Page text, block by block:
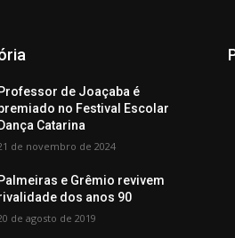
Professor de Joaçaba é
no Festival Escolar
Dança Catarina
de novembro de 2024
Palmeiras e Grêmio revivem
dos anos 90
de agosto de 2019